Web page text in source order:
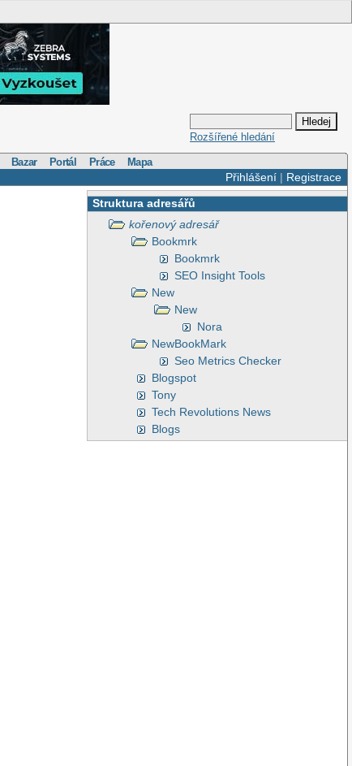
Rozšířené hledání
Bazar Portál Práce Mapa
Přihlášení| Registrace
Struktura adresářů
kořenový adresář
Bookmrk
Bookmrk
SEO Insight Tools
New
New
Nora
NewBookMark
Seo Metrics Checker
Blogspot
Tony
Tech Revolutions News
Blogs